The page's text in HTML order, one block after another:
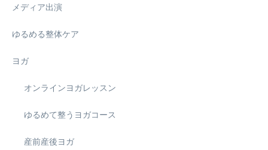
メディア出演
ゆるめる整体ケア
ヨガ
オンラインヨガレッスン
ゆるめて整うヨガコース
産前産後ヨガ